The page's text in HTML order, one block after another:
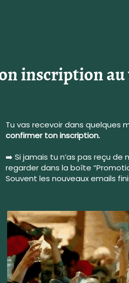
inscription
Tu vas recevoir dans quelques
confirmer ton inscription.
➡️ Si jamais tu n’as pas reçu de
regarder dans la boîte
Souvent les nouveaux emails